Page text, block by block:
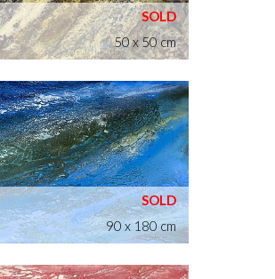
50 x 50 cm
90 x 180 cm